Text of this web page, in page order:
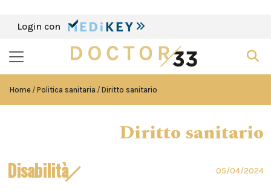
Login con
Home Politica sanitaria Diritto sanitario
Diritto sanitario
Disabilità 05/04/2024